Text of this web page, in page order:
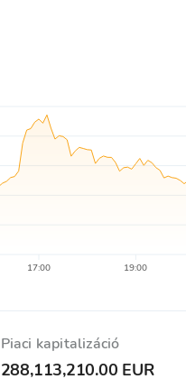
17:00 19:00
Piaci kapitalizáció
288,113,210.00 EUR